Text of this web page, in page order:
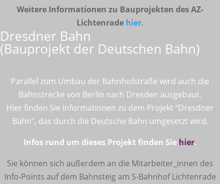
Weitere Informationen zu Bauprojekten des AZ-
Lichtenrade hier.
Dresdner Bahn
(Bauprojekt der Deutschen Bahn)
Parallel zum Umbau der Bahnhofstraße wird auch die
Bahnstrecke von Berlin nach Dresden ausgebaut.
Hier finden Sie Informationen zu dem Projekt “Dresdner
Bahn”, das durch die Deutsche Bahn umgesetzt wird.
Infos rund um dieses Projekt finden Sie hier.
Sie können sich außerdem an die Mitarbeiter_innen des
Info-Points auf dem Bahnsteig am S-Bahnhof Lichtenrade